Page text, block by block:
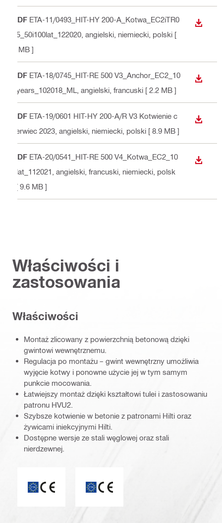
PDF ETA-11/0493_HIT-HY 200-A_Kotwa_EC2iTR0
55_50i100lat_122020 , angielski, niemiecki, polski [
7 MB ]
PDF ETA-18/0745_HIT-RE 500 V3_Anchor_EC2_10
0years_102018_ML , angielski, francuski [ 2.2 MB ]
PDF ETA-19/0601 HIT-HY 200-A/R V3 Kotwienie c
zerwiec 2023 , angielski, niemiecki, polski [ 8.9 MB ]
PDF ETA-20/0541_HIT-RE 500 V4_Kotwa_EC2_10
0lat_112021 , angielski, francuski, niemiecki, polsk
[ 9.6 MB ]
Właściwości i
zastosowania
Właściwości
Montaż zlicowany z powierzchnią betonową dzięki
gwintowi wewnętrznemu.
Regulacja po montażu – gwint wewnętrzny umożliwia
wyjęcie kotwy i ponowne użycie jej w tym samym
punkcie mocowania.
Łatwiejszy montaż dzięki kształtowi tulei i zastosowaniu
patronu HVU2.
Szybsze kotwienie w betonie z patronami Hilti oraz
żywicami iniekcyjnymi Hilti.
Dostępne wersje ze stali węglowej oraz stali
nierdzewnej.